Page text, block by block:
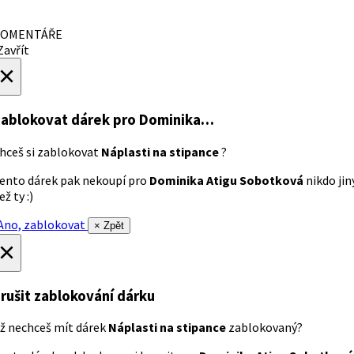
dárek pro Dominika…
si zablokovat Náplasti na stipance?
dárek pak nekoupí pro Dominika Atigu Sobotková nikdo
ty :)
zablokovat
× Zpět
zablokování dárku
nechceš mít dárek Náplasti na stipance zablokovaný?